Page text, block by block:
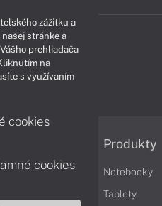
A SERVIS
podmienky
Produkty
Notebooky
Tablety
zážitku a
stránke a
prehliadača
na
s využívaním
cookies
cookies